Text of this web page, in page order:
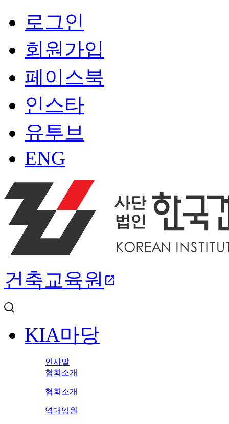
로그인
회원가입
페이스북
인스타
유투브
ENG
건축교육원 open_in_new
KIA마당
인사말
협회소개
협회소개
역대임원